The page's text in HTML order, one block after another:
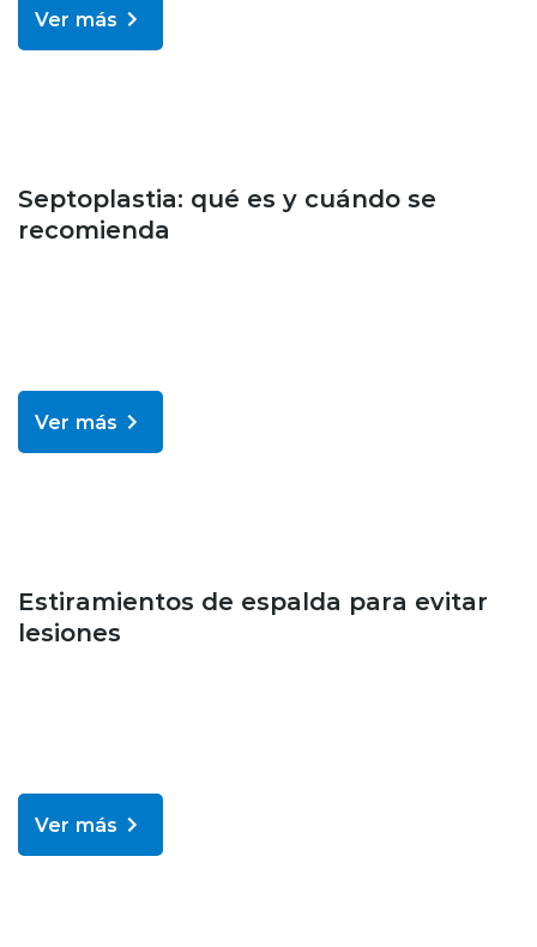
Ver más
Septoplastia: qué es y cuándo se
recomienda
Ver más
Estiramientos de espalda para evitar
lesiones
Ver más